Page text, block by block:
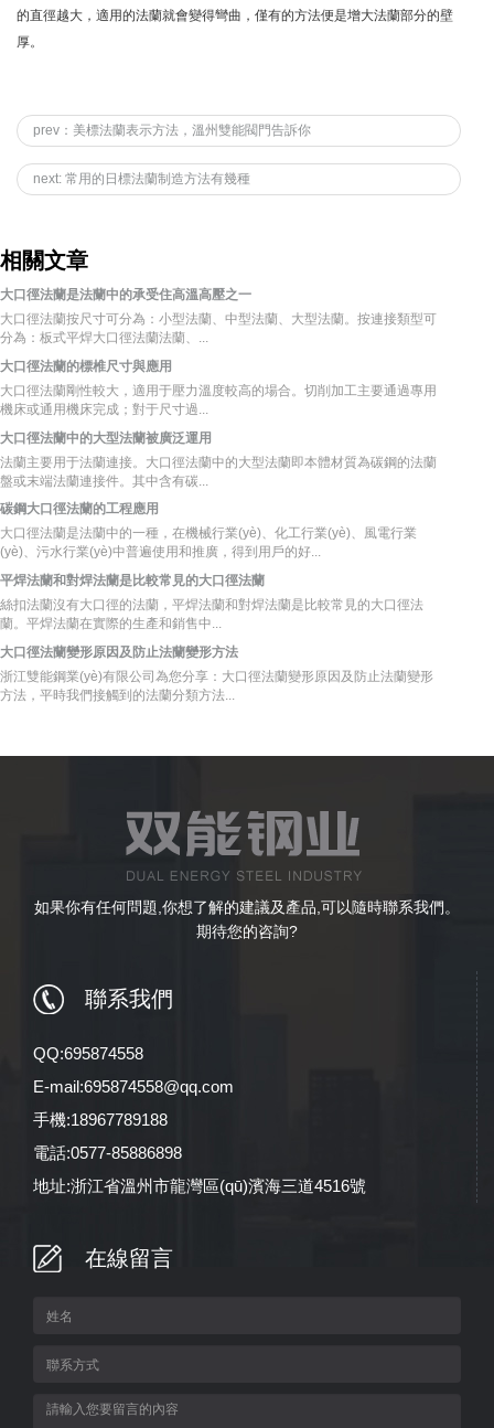
的直徑越大，適用的法蘭就會變得彎曲，僅有的方法便是增大法蘭部分的壁
厚。
prev：美標法蘭表示方法，溫州雙能閥門告訴你
next: 常用的日標法蘭制造方法有幾種
相關文章
大口徑法蘭是法蘭中的承受住高溫高壓之一
大口徑法蘭按尺寸可分為：小型法蘭、中型法蘭、大型法蘭。按連接類型可
分為：板式平焊大口徑法蘭法蘭、...
大口徑法蘭的標椎尺寸與應用
大口徑法蘭剛性較大，適用于壓力溫度較高的場合。切削加工主要通過專用
機床或通用機床完成；對于尺寸過...
大口徑法蘭中的大型法蘭被廣泛運用
法蘭主要用于法蘭連接。大口徑法蘭中的大型法蘭即本體材質為碳鋼的法蘭
盤或末端法蘭連接件。其中含有碳...
碳鋼大口徑法蘭的工程應用
大口徑法蘭是法蘭中的一種，在機械行業(yè)、化工行業(yè)、風電行業
(yè)、污水行業(yè)中普遍使用和推廣，得到用戶的好...
平焊法蘭和對焊法蘭是比較常見的大口徑法蘭
絲扣法蘭沒有大口徑的法蘭，平焊法蘭和對焊法蘭是比較常見的大口徑法
蘭。平焊法蘭在實際的生產和銷售中...
大口徑法蘭變形原因及防止法蘭變形方法
浙江雙能鋼業(yè)有限公司為您分享：大口徑法蘭變形原因及防止法蘭變形
方法，平時我們接觸到的法蘭分類方法...
如果你有任何問題,你想了解的建議及產品,可以隨時聯系我們。
期待您的咨詢?
聯系我們
QQ:695874558
E-mail:695874558@qq.com
手機:18967789188
電話:0577-85886898
地址:浙江省溫州市龍灣區(qū)濱海三道4516號
在線留言